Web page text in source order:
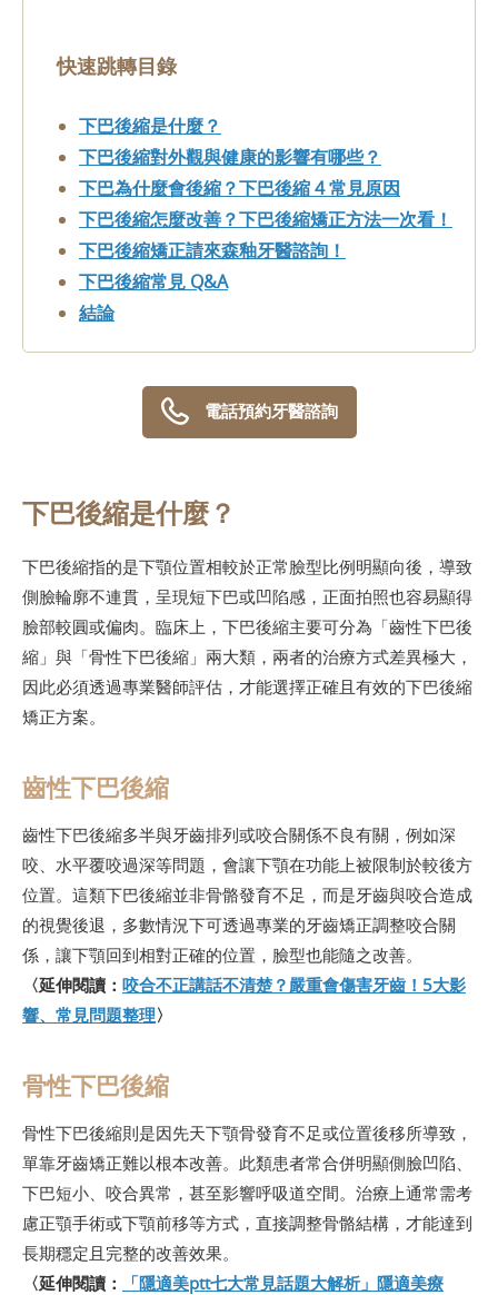
快速跳轉目錄
下巴後縮是什麼？
下巴後縮對外觀與健康的影響有哪些？
下巴為什麼會後縮？下巴後縮 4 常見原因
下巴後縮怎麼改善？下巴後縮矯正方法一次看！
下巴後縮矯正請來森釉牙醫諮詢！
下巴後縮常見 Q&A
結論
電話預約牙醫諮詢
下巴後縮是什麼？
下巴後縮指的是下顎位置相較於正常臉型比例明顯向後，導致
側臉輪廓不連貫，呈現短下巴或凹陷感，正面拍照也容易顯得
臉部較圓或偏肉。臨床上，下巴後縮主要可分為「齒性下巴後
縮」與「骨性下巴後縮」兩大類，兩者的治療方式差異極大，
因此必須透過專業醫師評估，才能選擇正確且有效的下巴後縮
矯正方案。
齒性下巴後縮
齒性下巴後縮多半與牙齒排列或咬合關係不良有關，例如深
咬、水平覆咬過深等問題，會讓下顎在功能上被限制於較後方
位置。這類下巴後縮並非骨骼發育不足，而是牙齒與咬合造成
的視覺後退，多數情況下可透過專業的牙齒矯正調整咬合關
係，讓下顎回到相對正確的位置，臉型也能隨之改善。
〈延伸閱讀： 咬合不正講話不清楚？嚴重會傷害牙齒！5大影
響、常見問題整理〉
骨性下巴後縮
骨性下巴後縮則是因先天下顎骨發育不足或位置後移所導致，
單靠牙齒矯正難以根本改善。此類患者常合併明顯側臉凹陷、
下巴短小、咬合異常，甚至影響呼吸道空間。治療上通常需考
慮正顎手術或下顎前移等方式，直接調整骨骼結構，才能達到
長期穩定且完整的改善效果。
〈延伸閱讀：
「隱適美ptt七大常見話題大解析」隱適美療